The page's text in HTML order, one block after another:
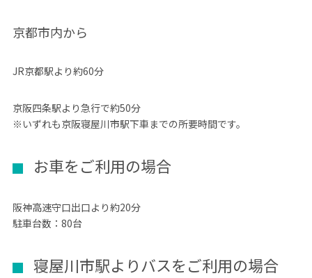
京都市内から
JR京都駅より約60分
京阪四条駅より急行で約50分
※いずれも京阪寝屋川市駅下車までの所要時間です。
お車をご利用の場合
阪神高速守口出口より約20分
駐車台数：80台
寝屋川市駅よりバスをご利用の場合